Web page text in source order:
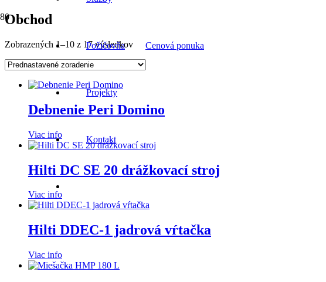
Požičovňa
Projekty
Kontakt
Cenová ponuka
Obchod
Zobrazených 1–10 z 17 výsledkov
Debnenie Peri Domino
Viac info
Hilti DC SE 20 drážkovací stroj
Viac info
Hilti DDEC-1 jadrová vŕtačka
Viac info